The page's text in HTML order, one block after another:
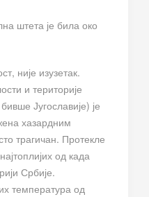
штета је била око
није изузетак.
и територије
Југославије) је
хазардним
трагичан. Протекле
од када
Србије.
температура од